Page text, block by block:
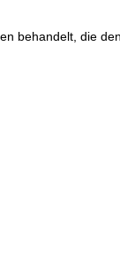
behandelt, die